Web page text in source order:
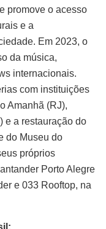
promove o acesso
e a
Em 2023, o
da música,
internacionais.
com instituições
Amanhã (RJ),
e a restauração do
do Museu do
próprios
Porto Alegre
e 033 Rooftop, na